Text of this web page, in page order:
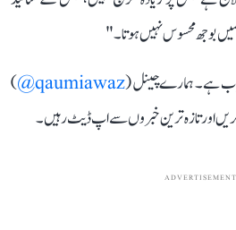
بوجھ محسوس نہیں ہوتا۔"
ہے۔ ہمارے چینل (qaumiawaz@
)
اور تازہ ترین خبروں سے اپ ڈیٹ رہیں۔
ADVERTISEMENT